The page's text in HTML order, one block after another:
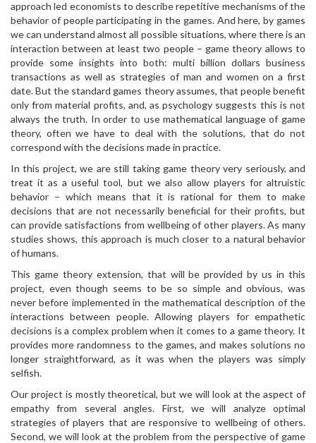
approach led economists to describe repetitive mechanisms of the
behavior of people participating in the games. And here, by games
we can understand almost all possible situations, where there is an
interaction between at least two people – game theory allows to
provide some insights into both: multi billion dollars business
transactions as well as strategies of man and women on a first
date. But the standard games theory assumes, that people benefit
only from material profits, and, as psychology suggests this is not
always the truth. In order to use mathematical language of game
theory, often we have to deal with the solutions, that do not
correspond with the decisions made in practice.
In this project, we are still taking game theory very seriously, and
treat it as a useful tool, but we also allow players for altruistic
behavior – which means that it is rational for them to make
decisions that are not necessarily beneficial for their profits, but
can provide satisfactions from wellbeing of other players. As many
studies shows, this approach is much closer to a natural behavior
of humans.
This game theory extension, that will be provided by us in this
project, even though seems to be so simple and obvious, was
never before implemented in the mathematical description of the
interactions between people. Allowing players for empathetic
decisions is a complex problem when it comes to a game theory. It
provides more randomness to the games, and makes solutions no
longer straightforward, as it was when the players was simply
selfish.
Our project is mostly theoretical, but we will look at the aspect of
empathy from several angles. First, we will analyze optimal
strategies of players that are responsive to wellbeing of others.
Second, we will look at the problem from the perspective of game